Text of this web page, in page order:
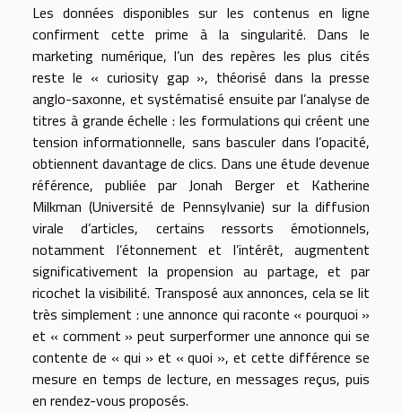
Les données disponibles sur les contenus en ligne
confirment cette prime à la singularité. Dans le
marketing numérique, l’un des repères les plus cités
reste le « curiosity gap », théorisé dans la presse
anglo-saxonne, et systématisé ensuite par l’analyse de
titres à grande échelle : les formulations qui créent une
tension informationnelle, sans basculer dans l’opacité,
obtiennent davantage de clics. Dans une étude devenue
référence, publiée par Jonah Berger et Katherine
Milkman (Université de Pennsylvanie) sur la diffusion
virale d’articles, certains ressorts émotionnels,
notamment l’étonnement et l’intérêt, augmentent
significativement la propension au partage, et par
ricochet la visibilité. Transposé aux annonces, cela se lit
très simplement : une annonce qui raconte « pourquoi »
et « comment » peut surperformer une annonce qui se
contente de « qui » et « quoi », et cette différence se
mesure en temps de lecture, en messages reçus, puis
en rendez-vous proposés.